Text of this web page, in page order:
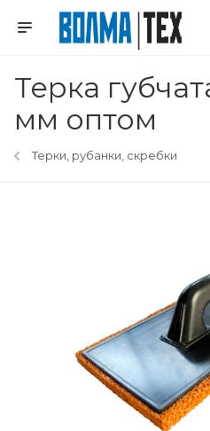
Терка
мм оптом
Терки, рубанки, скребки